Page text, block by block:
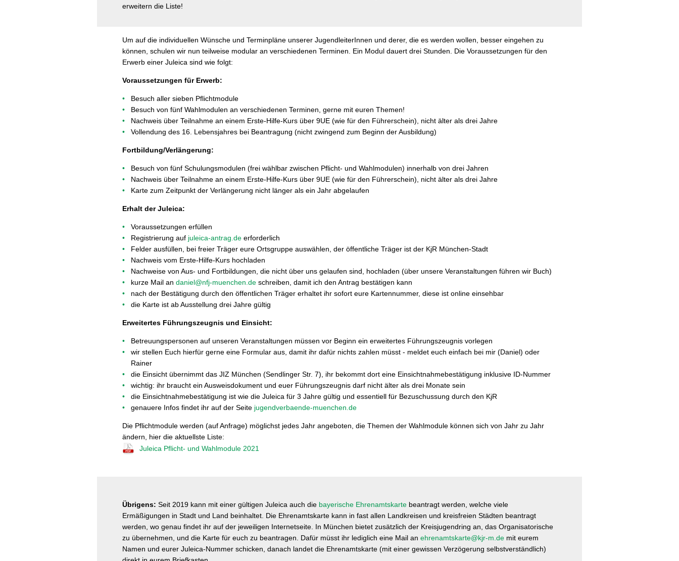
erweitern die Liste!
Um auf die individuellen Wünsche und Terminpläne unserer JugendleiterInnen und derer, die es werden wollen, besser eingehen zu
können, schulen wir nun teilweise modular an verschiedenen Terminen. Ein Modul dauert drei Stunden. Die Voraussetzungen für den
Erwerb einer Juleica sind wie folgt:
Voraussetzungen für Erwerb:
Besuch aller sieben Pflichtmodule
Besuch von fünf Wahlmodulen an verschiedenen Terminen, gerne mit euren Themen!
Nachweis über Teilnahme an einem Erste-Hilfe-Kurs über 9UE (wie für den Führerschein), nicht älter als drei Jahre
Vollendung des 16. Lebensjahres bei Beantragung (nicht zwingend zum Beginn der Ausbildung)
Fortbildung/Verlängerung:
Besuch von fünf Schulungsmodulen (frei wählbar zwischen Pflicht- und Wahlmodulen) innerhalb von drei Jahren
Nachweis über Teilnahme an einem Erste-Hilfe-Kurs über 9UE (wie für den Führerschein), nicht älter als drei Jahre
Karte zum Zeitpunkt der Verlängerung nicht länger als ein Jahr abgelaufen
Erhalt der Juleica:
Voraussetzungen erfüllen
Registrierung auf juleica-antrag.de erforderlich
Felder ausfüllen, bei freier Träger eure Ortsgruppe auswählen, der öffentliche Träger ist der KjR München-Stadt
Nachweis vom Erste-Hilfe-Kurs hochladen
Nachweise von Aus- und Fortbildungen, die nicht über uns gelaufen sind, hochladen (über unsere Veranstaltungen führen wir Buch)
kurze Mail an daniel@nfj-muenchen.de schreiben, damit ich den Antrag bestätigen kann
nach der Bestätigung durch den öffentlichen Träger erhaltet ihr sofort eure Kartennummer, diese ist online einsehbar
die Karte ist ab Ausstellung drei Jahre gültig
Erweitertes Führungszeugnis und Einsicht:
Betreuungspersonen auf unseren Veranstaltungen müssen vor Beginn ein erweitertes Führungszeugnis vorlegen
wir stellen Euch hierfür gerne eine Formular aus, damit ihr dafür nichts zahlen müsst - meldet euch einfach bei mir (Daniel) oder
Rainer
die Einsicht übernimmt das JIZ München (Sendlinger Str. 7), ihr bekommt dort eine Einsichtnahmebestätigung inklusive ID-Nummer
wichtig: ihr braucht ein Ausweisdokument und euer Führungszeugnis darf nicht älter als drei Monate sein
die Einsichtnahmebestätigung ist wie die Juleica für 3 Jahre gültig und essentiell für Bezuschussung durch den KjR
genauere Infos findet ihr auf der Seite jugendverbaende-muenchen.de
Die Pflichtmodule werden (auf Anfrage) möglichst jedes Jahr angeboten, die Themen der Wahlmodule können sich von Jahr zu Jahr
ändern, hier die aktuellste Liste:
Juleica Pflicht- und Wahlmodule 2021
Übrigens: Seit 2019 kann mit einer gültigen Juleica auch die bayerische Ehrenamtskarte beantragt werden, welche viele
Ermäßigungen in Stadt und Land beinhaltet. Die Ehrenamtskarte kann in fast allen Landkreisen und kreisfreien Städten beantragt
werden, wo genau findet ihr auf der jeweiligen Internetseite. In München bietet zusätzlich der Kreisjugendring an, das Organisatorische
zu übernehmen, und die Karte für euch zu beantragen. Dafür müsst ihr lediglich eine Mail an ehrenamtskarte@kjr-m.de mit eurem
Namen und eurer Juleica-Nummer schicken, danach landet die Ehrenamtskarte (mit einer gewissen Verzögerung selbstverständlich)